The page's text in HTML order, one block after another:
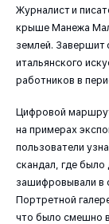
Журналист и
крыше Манежа
землей. Завершит
итальянского
работников в
Цифровой
на примерах
пользователи
скандал, где
зашифровывали в
Портретной
что было смешно